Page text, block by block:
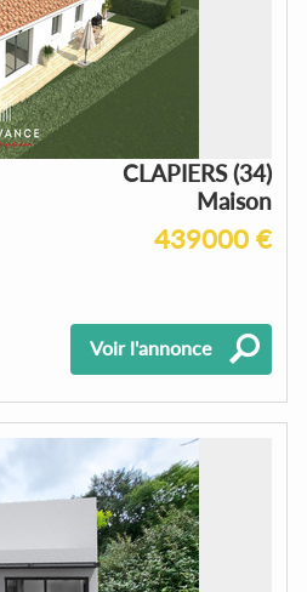
CLAPIERS (34)
Maison
439000 €
Voir l'annonce